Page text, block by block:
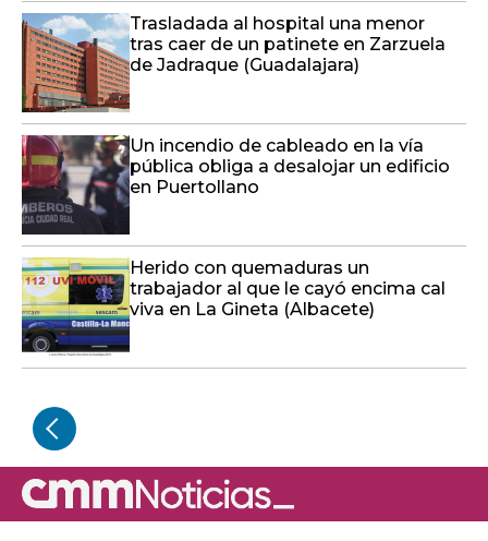
Trasladada al hospital una menor
tras caer de un patinete en Zarzuela
de Jadraque (Guadalajara)
Un incendio de cableado en la vía
pública obliga a desalojar un edificio
en Puertollano
Herido con quemaduras un
trabajador al que le cayó encima cal
viva en La Gineta (Albacete)